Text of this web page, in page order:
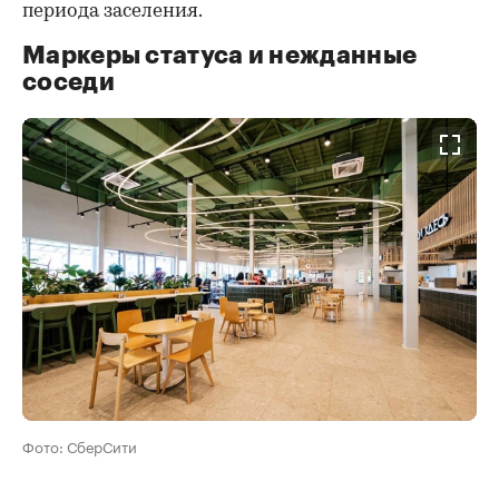
периода заселения.
Маркеры статуса и нежданные
соседи
Фото: СберСити